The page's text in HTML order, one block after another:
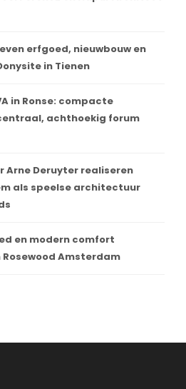
erfgoed, nieuwbouw en
in Tienen
in Ronse: compacte
achthoekig forum
Arne Deruyter realiseren
als speelse architectuur
en modern comfort
Amsterdam